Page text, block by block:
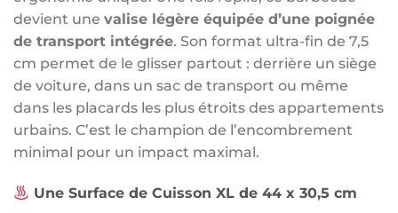
devient une valise légère équipée d’une poignée
de transport intégrée. Son format ultra-fin de 7,5
cm permet de le glisser partout : derrière un siège
de voiture, dans un sac de transport ou même
dans les placards les plus étroits des appartements
urbains. C’est le champion de l’encombrement
minimal pour un impact maximal.
Une Surface de Cuisson XL de 44 x 30,5 cm